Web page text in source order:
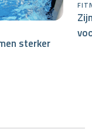
sterker